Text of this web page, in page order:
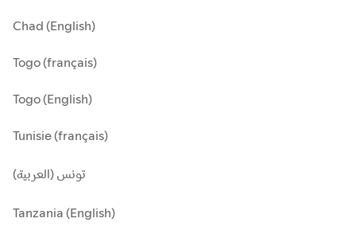
Chad (English)
Togo (français)
Togo (English)
Tunisie (français)
تونس (العربية)
Tanzania (English)